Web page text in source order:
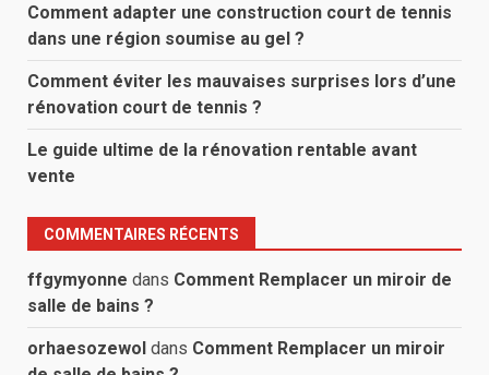
Comment adapter une construction court de tennis
dans une région soumise au gel ?
Comment éviter les mauvaises surprises lors d’une
rénovation court de tennis ?
Le guide ultime de la rénovation rentable avant
vente
COMMENTAIRES RÉCENTS
ffgymyonne dans Comment Remplacer un miroir de
salle de bains ?
orhaesozewol dans Comment Remplacer un miroir